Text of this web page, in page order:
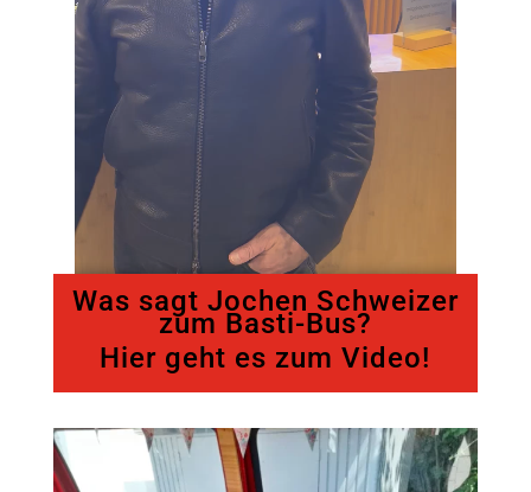
Was sagt Jochen Schweizer
zum Basti-Bus?
Hier geht es zum Video!